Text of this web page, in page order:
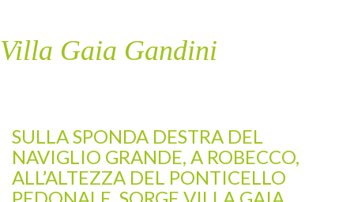
Villa Gaia Gandini
SULLA SPONDA DESTRA DEL
NAVIGLIO GRANDE, A ROBECCO,
ALL’ALTEZZA DEL PONTICELLO